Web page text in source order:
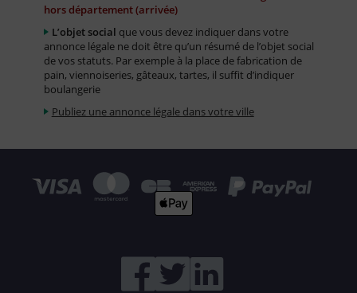
hors département (arrivée)
L’objet social que vous devez indiquer dans votre
annonce légale ne doit être qu’un résumé de l’objet social
de vos statuts. Par exemple à la place de fabrication de
pain, viennoiseries, gâteaux, tartes, il suffit d’indiquer
boulangerie
Publiez une annonce légale dans votre ville